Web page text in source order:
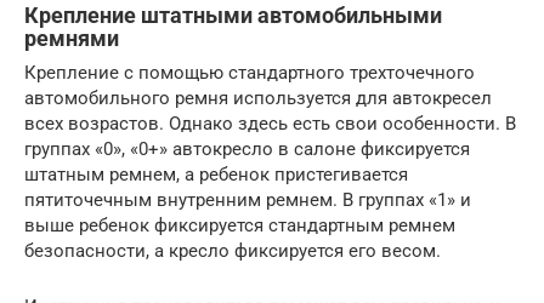
Крепление штатными автомобильными
ремнями
Крепление с помощью стандартного трехточечного
автомобильного ремня используется для автокресел
всех возрастов. Однако здесь есть свои особенности. В
группах «0», «0+» автокресло в салоне фиксируется
штатным ремнем, а ребенок пристегивается
пятиточечным внутренним ремнем. В группах «1» и
выше ребенок фиксируется стандартным ремнем
безопасности, а кресло фиксируется его весом.